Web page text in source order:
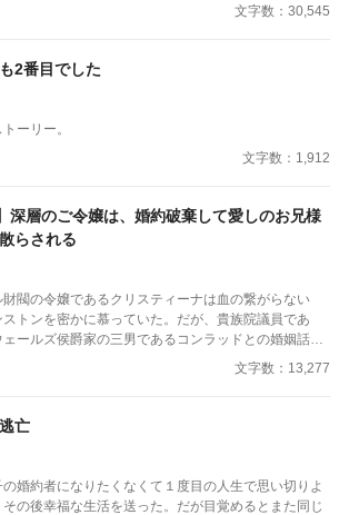
文字数：30,545
2番目でした
ーリー。
文字数：1,912
深層のご令嬢は、婚約破棄して愛しのお兄様
らされる
閥の令嬢であるクリスティーナは血の繋がらない
ストンを密かに慕っていた。だが、貴族院議員であ
ェールズ侯爵家の三男であるコンラッドとの婚姻話が
バトワール財閥、ひいては会社の経営に携わる兄の
受ける覚悟をする。 だが、今目の前では兄の
が決まったって聞いたんだが、本当なのか？」」 ど
文字数：13,277
亡
の婚約者になりたくなくて１度目の人生で思い切りよ
その後幸福な生活を送った。だが目覚めるとまた同じ